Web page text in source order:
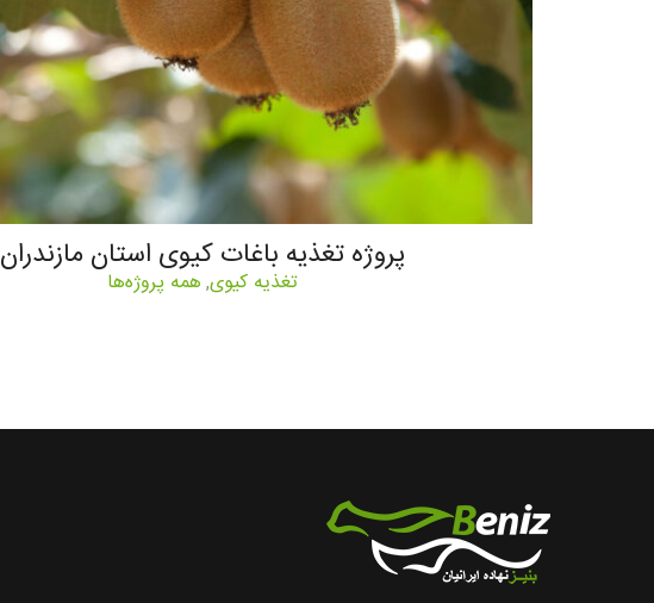
پروژه تغذیه باغات کیوی استان مازندران
تغذیه کیوی, همه پروژه‌ها